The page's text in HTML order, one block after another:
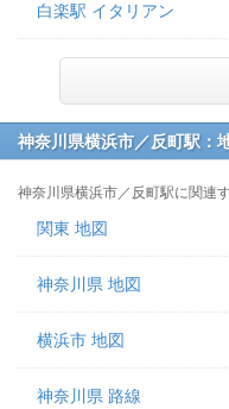
白楽駅 イタリアン
神奈川県横浜市／反町駅：
神奈川県横浜市／反町駅に関連
関東 地図
神奈川県 地図
横浜市 地図
神奈川県 路線